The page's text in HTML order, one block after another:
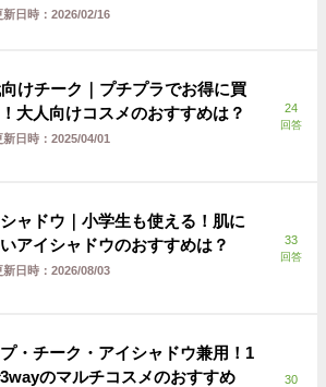
日時： 2026/02/16
けチーク｜プチプラでお得に買
大人向けコスメのおすすめは？
日時： 2025/04/01
24
回答
ャドウ｜小学生も使える！肌に
アイシャドウのおすすめは？
日時： 2026/08/03
33
回答
・チーク・アイシャドウ兼用！1
のマルチコスメのおすすめ
30